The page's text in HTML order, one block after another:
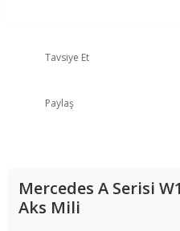
Tavsiye Et
Paylaş
Mercedes A Serisi
Aks Mili